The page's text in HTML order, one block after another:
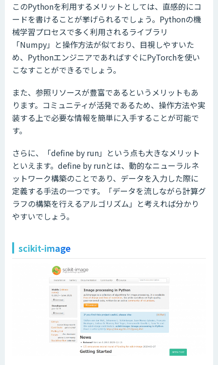
このPythonを利用するメリットとしては、直感的にコ
ードを書けることが挙げられるでしょう。Pythonの機
械学習プロセスで多く利用されるライブラリ
「Numpy」と操作方法が似ており、目視しやすいた
め、PythonエンジニアであればすぐにPyTorchを使い
こなすことができるでしょう。
また、参照リソースが豊富であるというメリットもあ
ります。コミュニティが活発であるため、操作方法や実
装する上で必要な情報を簡単に入手することが可能で
す。
さらに、「define by run」という点も大きなメリット
といえます。define by runとは、動的なニューラルネ
ットワーク構築のことであり、データを入力した際に
定義する手法の一つです。「データを流しながら計算グ
ラフの構築を行えるアルゴリズム」と考えれば分かり
やすいでしょう。
scikit-image